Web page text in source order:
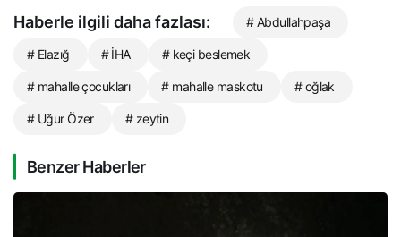
Haberle ilgili daha fazlası: # Abdullahpaşa
# Elazığ # İHA # keçi beslemek
# mahalle çocukları # mahalle maskotu # oğlak
# Uğur Özer # zeytin
Benzer Haberler